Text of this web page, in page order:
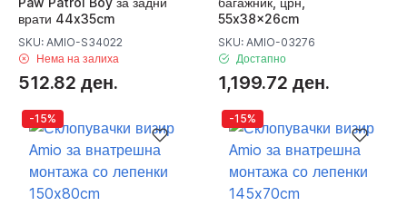
врати 44x35cm
SKU: AMIO-S34022
Нема на залиха
512.82 ден.
55x38x26cm
SKU: AMIO-03276
Достапно
1,199.72 ден.
-15% -15%